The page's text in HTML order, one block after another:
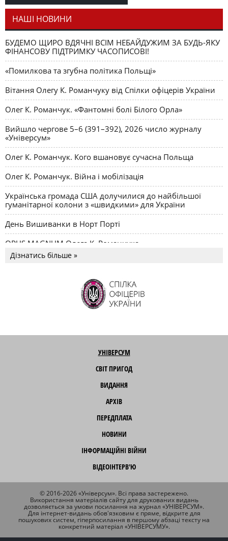
як уособлення української політстратегії й тактики
НАШІ НОВИНИ
БУДЕМО ЩИРО ВДЯЧНІ ВСІМ НЕБАЙДУЖИМ ЗА БУДЬ-ЯКУ
ФІНАНСОВУ ПІДТРИМКУ ЧАСОПИСОВІ!
«Помилкова та згубна політика Польщі»
Вітання Олегу К. Романчуку від Спілки офіцерів України
Олег К. Романчук. «Фантомні болі Білого Орла»
Вийшло чергове 5–6 (391–392), 2026 число журналу
«Універсум»
Олег К. Романчук. Кого вшановує сучасна Польща
Олег К. Романчук. Війна і мобілізація
Українська громада США долучилися до найбільшої
гуманітарної колони з «швидкими» для України
День Вишиванки в Норт Порті
OPUS MAGNUM Олега К. Романчука
Дізнатись більше »
УНІВЕРСУМ
СВІТ ПРИГОД
ВИДАННЯ
АРХІВ
ПЕРЕДПЛАТА
НОВИНИ
ІНФОРМАЦІЙНІ ВІЙНИ
ВІДЕОІНТЕРВ'Ю
© 2016-2026 «Універсум». Всі права застережено.
Використання матеріалів сайту для друкованих видань
дозволяється за умови посилання на журнал «УНІВЕРСУМ».
Для інтернет-видань обов'язковим є пряме, відкрите для
пошукових систем, гіперпосилання в першому абзаці тексту на
конкретний матеріал «УНІВЕРСУМУ».